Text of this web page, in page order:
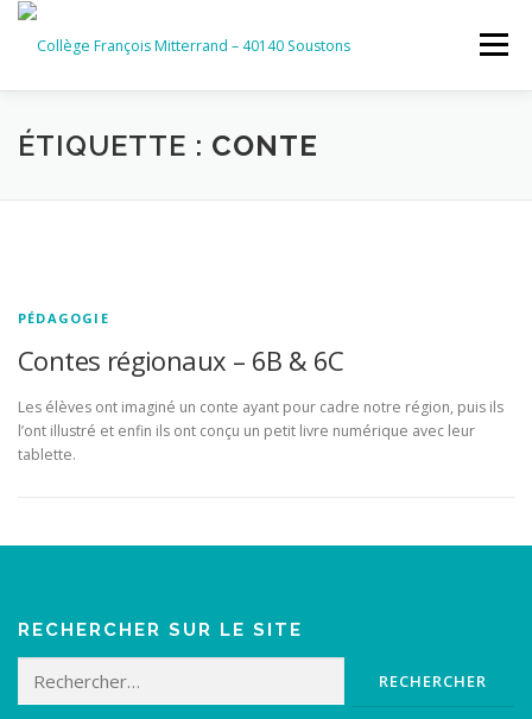
Aller
contenu
Menu
ACCUEIL RUBRIQUES
INSTANCES ET PARTENAIRES
ÉTIQUETTE : CONTE
PÉDAGOGIE
Contes régionaux – 6B & 6C
Les élèves ont imaginé un conte ayant pour cadre notre région, puis ils
l’ont illustré et enfin ils ont conçu un petit livre numérique avec leur
tablette.
RECHERCHER SUR LE SITE
Rechercher :